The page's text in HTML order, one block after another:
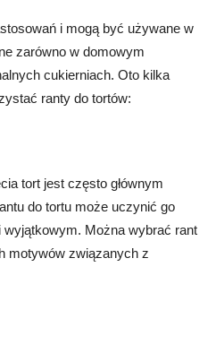
i mogą być używane w
zarówno w domowym
cukierniach. Oto kilka
ranty do tortów:
tort jest często głównym
do tortu może uczynić go
Można wybrać rant
motywów związanych z